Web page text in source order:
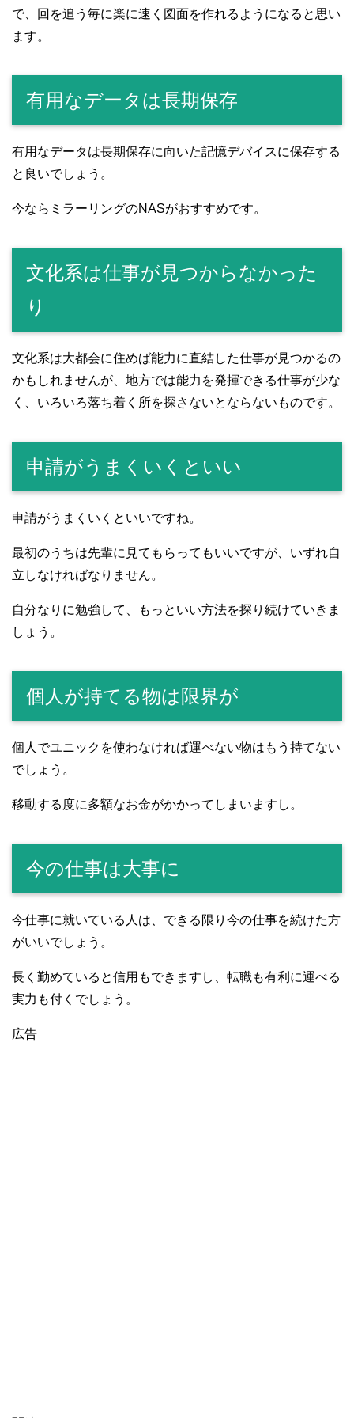
で、回を追う毎に楽に速く図面を作れるようになると思い
ます。
有用なデータは長期保存
有用なデータは長期保存に向いた記憶デバイスに保存する
と良いでしょう。
今ならミラーリングのNASがおすすめです。
文化系は仕事が見つからなかった
り
文化系は大都会に住めば能力に直結した仕事が見つかるの
かもしれませんが、地方では能力を発揮できる仕事が少な
く、いろいろ落ち着く所を探さないとならないものです。
申請がうまくいくといい
申請がうまくいくといいですね。
最初のうちは先輩に見てもらってもいいですが、いずれ自
立しなければなりません。
自分なりに勉強して、もっといい方法を探り続けていきま
しょう。
個人が持てる物は限界が
個人でユニックを使わなければ運べない物はもう持てない
でしょう。
移動する度に多額なお金がかかってしまいますし。
今の仕事は大事に
今仕事に就いている人は、できる限り今の仕事を続けた方
がいいでしょう。
長く勤めていると信用もできますし、転職も有利に運べる
実力も付くでしょう。
広告